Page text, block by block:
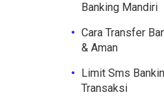
Banking Mandiri
Cara Transfer
& Aman
Limit Sms
Transaksi